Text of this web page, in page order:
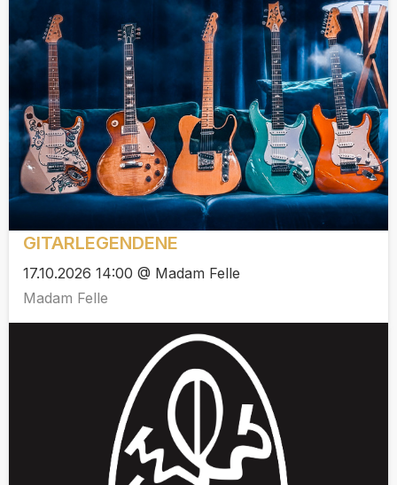
GITARLEGENDENE
17.10.2026 14:00 @ Madam Felle
Madam Felle